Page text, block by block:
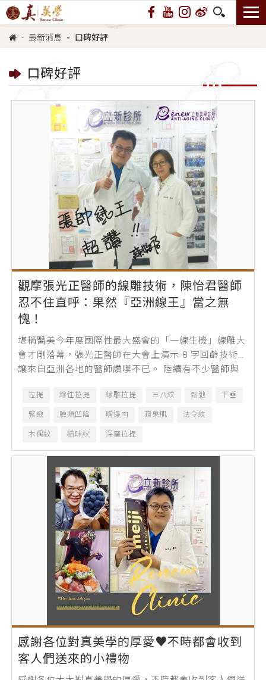
最新消息 口碑好評
口碑好評
觀摩張光正醫師的線雕技術，陳怡君醫師
忍不住直呼：果然『亞洲線王』當之無
愧！
堪稱醫美今年度國際性最大盛會的「一線生機」線雕大
會才剛落幕，張光正醫師在大會上演示 8 字回齡技術，
讓來自亞洲各地的醫師讚嘆不已。 陸續有不少醫師與
拉提 線性拉提 線雕拉提 三八紋 鬆弛 下垂
緊緻 臉頰凹陷 嘴邊肉 蘋果肌 法令紋
木偶紋 貓咪紋 深層拉提
感謝各位對真美學的厚愛♥不時都會收到
客人們送來的小禮物